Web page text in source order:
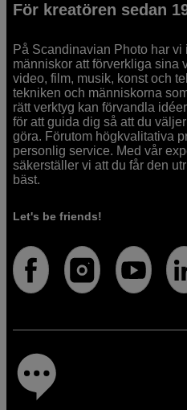
För kreatören sedan
På Scandinavian Photo har
människor att förverkliga sina
video, film, musik, konst och
tekniken och människorna
rätt verktyg kan förvandla
för att guida dig så att du
göra. Förutom högkvalitativa
personlig service. Med vår
säkerställer vi att du får den
bäst.
Let's be friends!